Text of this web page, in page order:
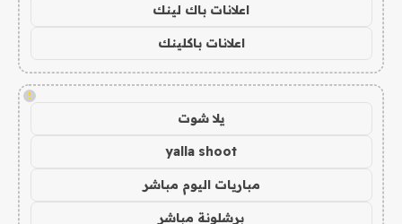
اعلانات باك لينك
اعلانات باكلينك
!
يلا شوت
yalla shoot
مباريات اليوم مباشر
برشلونة مباشر